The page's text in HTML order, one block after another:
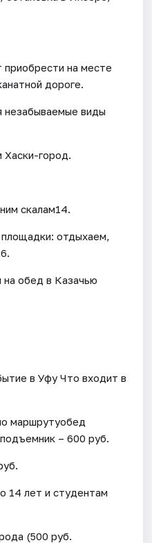
на месте
дороге.
незабываемые виды
Хаски-город.
скалам14.
отдыхаем,
обед в Казачью
в Уфу Что входит в
маршрутуобед
– 600 руб.
14 лет и студентам
(500 руб.